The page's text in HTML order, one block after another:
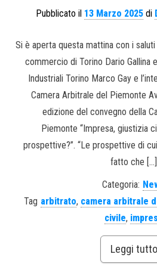
Pubblicato il 13 Marzo 2025 di
Si è aperta questa mattina con i
commercio di Torino Dario Gallina
Industriali Torino Marco Gay e
Camera Arbitrale del Piemonte
edizione del convegno della
Piemonte “Impresa, giustizia
prospettive?”. “Le prospettive di
fatto che […]
Categoria:
Tag arbitrato, camera arbitrale
civile,
Leggi tutto